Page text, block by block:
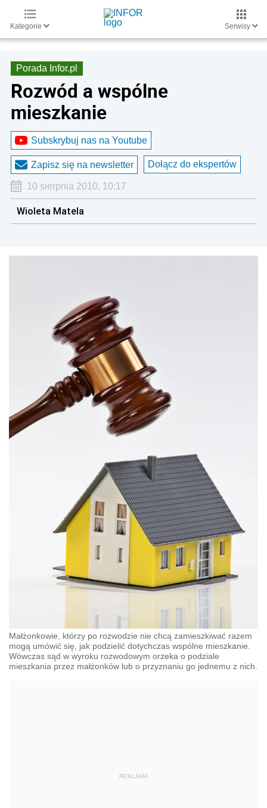
Kategorie Serwisy
Porada Infor.pl
Rozwód a wspólne
mieszkanie
Subskrybuj nas na Youtube
Zapisz się na newsletter Dołącz do ekspertów
10 sierpnia 2010, 10:17
Wioleta Matela
Małżonkowie, którzy po rozwodzie nie chcą zamieszkiwać razem
mogą umówić się, jak podzielić dotychczas wspólne mieszkanie.
Wówczas sąd w wyroku rozwodowym orzeka o podziale
mieszkania przez małżonków lub o przyznaniu go jednemu z nich.